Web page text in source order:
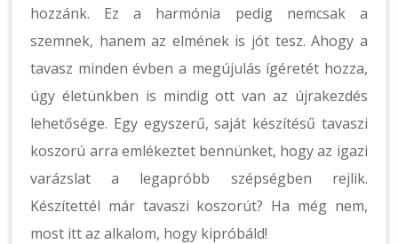
hozzánk. Ez a harmónia pedig nemcsak a
szemnek, hanem az elmének is jót tesz. Ahogy a
tavasz minden évben a megújulás ígéretét hozza,
úgy életünkben is mindig ott van az újrakezdés
lehetősége. Egy egyszerű, saját készítésű tavaszi
koszorú arra emlékeztet bennünket, hogy az igazi
varázslat a legapróbb szépségben rejlik.
Készítettél már tavaszi koszorút? Ha még nem,
most itt az alkalom, hogy kipróbáld!